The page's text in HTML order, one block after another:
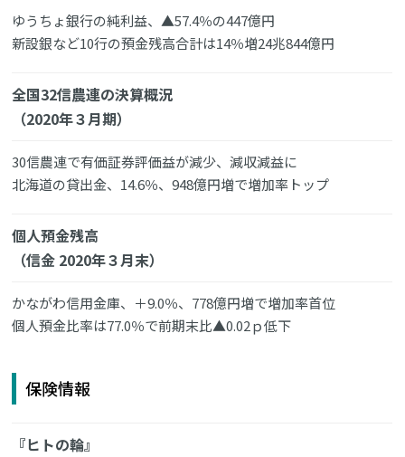
ゆうちょ銀行の純利益、▲57.4％の447億円
新設銀など10行の預金残高合計は14％増24兆844億円
全国32信農連の決算概況
（2020年３月期）
30信農連で有価証券評価益が減少、減収減益に
北海道の貸出金、14.6％、948億円増で増加率トップ
個人預金残高
（信金 2020年３月末）
かながわ信用金庫、＋9.0％、778億円増で増加率首位
個人預金比率は77.0％で前期末比▲0.02ｐ低下
保険情報
『ヒトの輪』